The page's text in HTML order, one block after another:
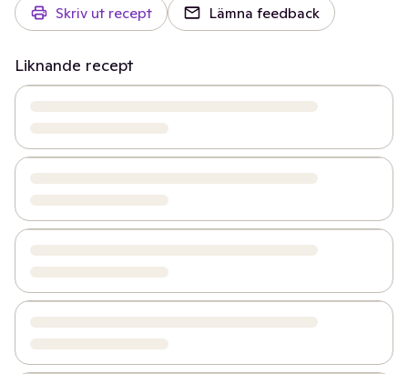
Skriv ut recept Lämna feedback
Liknande recept